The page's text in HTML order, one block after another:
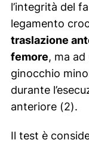
l’integrità del
legamento
traslazione
femore, ma
ginocchio
durante
anteriore (2).
Il test è